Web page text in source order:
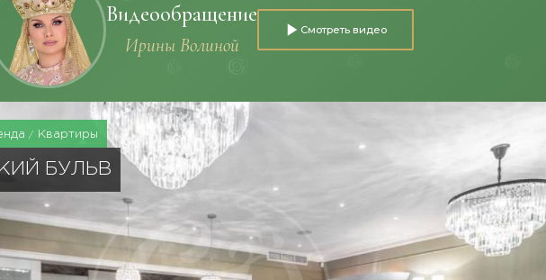
Видеообращение
Ирины Волиной
Смотреть видео
Квартиры
БУЛЬВ